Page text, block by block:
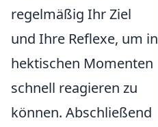
regelmäßig Ihr Ziel
und Ihre Reflexe, um in
hektischen Momenten
schnell reagieren zu
können. Abschließend